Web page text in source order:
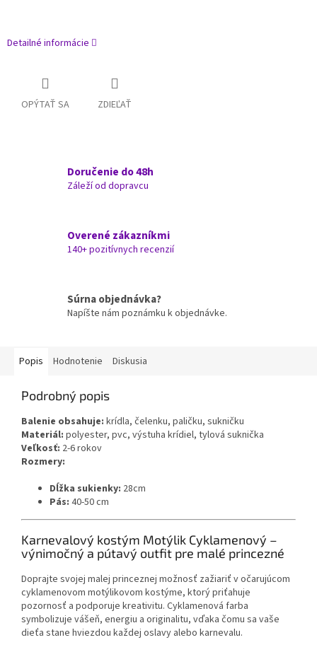
Detailné informácie
OPÝTAŤ SA ZDIEĽAŤ
Doručenie do 48h
Záleží od dopravcu
Overené zákazníkmi
140+ pozitívnych recenzií
Súrna objednávka?
Napíšte nám poznámku k objednávke.
Popis Hodnotenie Diskusia
Podrobný popis
Balenie obsahuje: krídla, čelenku, paličku, sukničku
Materiál: polyester, pvc, výstuha krídiel, tylová suknička
Veľkosť: 2-6 rokov
Rozmery:
Dĺžka sukienky: 28cm
Pás: 40-50 cm
Karnevalový kostým Motýlik Cyklamenový –
výnimočný a pútavý outfit pre malé princezné
Doprajte svojej malej princeznej možnosť zažiariť v očarujúcom
cyklamenovom motýlikovom kostýme, ktorý priťahuje
pozornosť a podporuje kreativitu. Cyklamenová farba
symbolizuje vášeň, energiu a originalitu, vďaka čomu sa vaše
dieťa stane hviezdou každej oslavy alebo karnevalu.